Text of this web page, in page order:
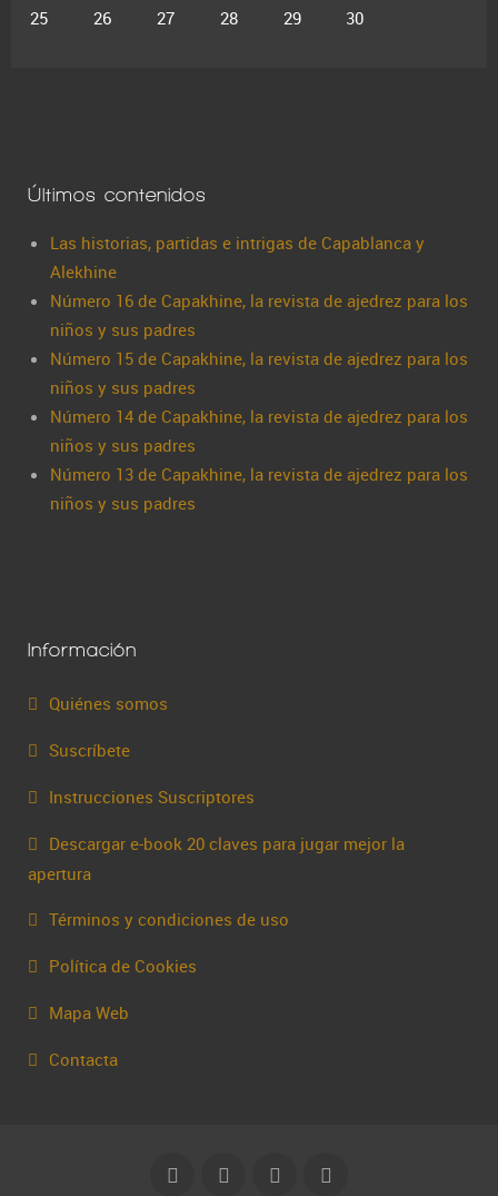
25
26 27 28 29 30
Últimos contenidos
Las historias, partidas e intrigas de Capablanca y
Alekhine
Número 16 de Capakhine, la revista de ajedrez para los
niños y sus padres
Número 15 de Capakhine, la revista de ajedrez para los
niños y sus padres
Número 14 de Capakhine, la revista de ajedrez para los
niños y sus padres
Número 13 de Capakhine, la revista de ajedrez para los
niños y sus padres
Información
Quiénes somos
Suscríbete
Instrucciones Suscriptores
Descargar e-book 20 claves para jugar mejor la
apertura
Términos y condiciones de uso
Política de Cookies
Mapa Web
Contacta